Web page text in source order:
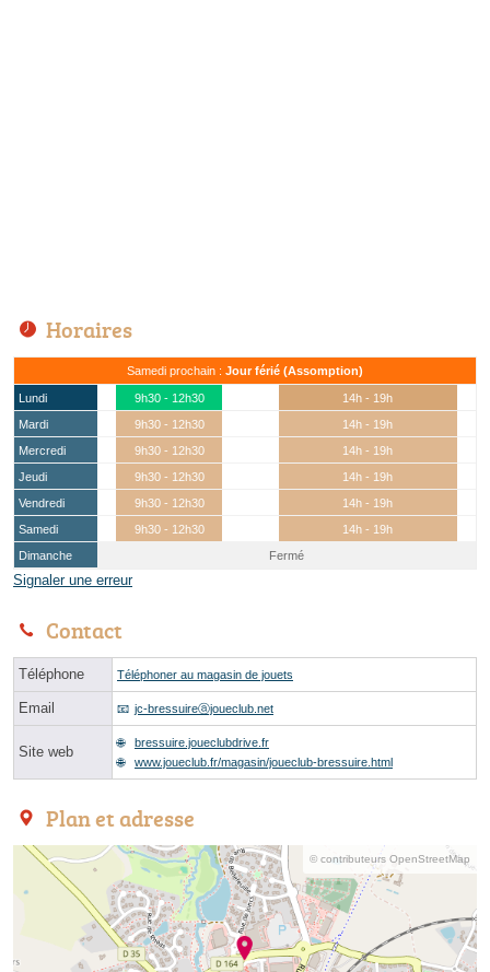
Horaires
Samedi prochain : Jour férié (Assomption)
Lundi 9h30 - 12h30
14h - 19h
Mardi
9h30 - 12h30
14h - 19h
Mercredi
9h30 - 12h30
14h - 19h
Jeudi
9h30 - 12h30
14h - 19h
Vendredi
9h30 - 12h30
14h - 19h
Samedi
9h30 - 12h30
14h - 19h
Dimanche
Fermé
Signaler une erreur
Contact
Téléphone Téléphoner au magasin de jouets
Email jc-bressuireⓐjoueclub.net
Site web
bressuire.joueclubdrive.fr
www.joueclub.fr/magasin/joueclub-bressuire.html
Plan et adresse
© contributeurs OpenStreetMap